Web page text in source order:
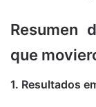
Resumen
que
1. Resultados